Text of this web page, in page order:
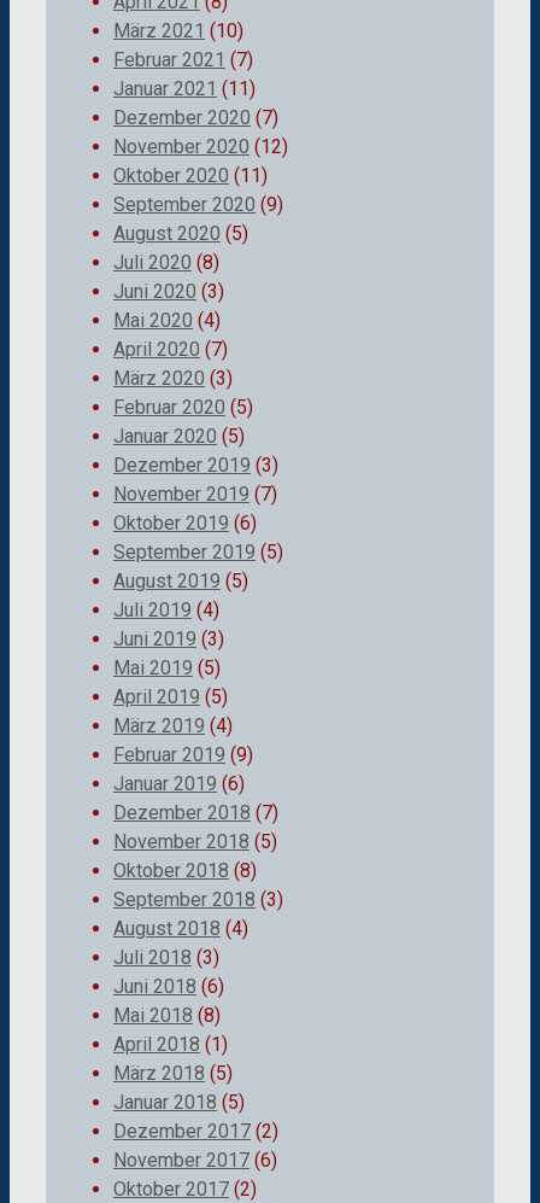
März 2021 (10)
Februar 2021 (7)
Januar 2021 (11)
Dezember 2020 (7)
November 2020 (12)
Oktober 2020 (11)
September 2020 (9)
August 2020 (5)
Juli 2020 (8)
Juni 2020 (3)
Mai 2020 (4)
April 2020 (7)
März 2020 (3)
Februar 2020 (5)
Januar 2020 (5)
Dezember 2019 (3)
November 2019 (7)
Oktober 2019 (6)
September 2019 (5)
August 2019 (5)
Juli 2019 (4)
Juni 2019 (3)
Mai 2019 (5)
April 2019 (5)
März 2019 (4)
Februar 2019 (9)
Januar 2019 (6)
Dezember 2018 (7)
November 2018 (5)
Oktober 2018 (8)
September 2018 (3)
August 2018 (4)
Juli 2018 (3)
Juni 2018 (6)
Mai 2018 (8)
April 2018 (1)
März 2018 (5)
Januar 2018 (5)
Dezember 2017 (2)
November 2017 (6)
Oktober 2017 (2)